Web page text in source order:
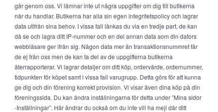
går genom oss. Vi lämnar inte ut några uppgifter om dig till butikerna
när du handlar. Butikerna har alla sin egen integritetspolicy och lagrar
data utifrån sina behov. I vissa fall länkas du via en tredje part, de kan
då se och lagra ditt IP-nummer och en del annan data som din dators
webbläsare ger ifrån sig. Någon data mer än transaktionsnummret får
de ej från oss men de kan ta del av de uppgifterna butikerna
återrapporterar. Vi lagrar detaljer om ditt köp, ordervärde, ordernummer,
tidpunkten för köpet samt i vissa fall varugrupp. Detta görs för att kunna
ge dig och din förening korrekt provision. Vi visar även dina köp på din
föreningssida. Du kan ändra inställningarna för detta under ”Mina sidor
-Inställningar”. Här ändrar du också om du inte vill ha mejl där ditt